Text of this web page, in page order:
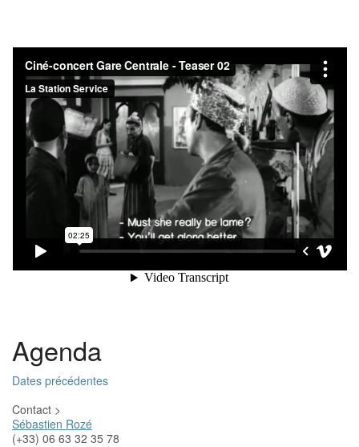
Agenda
Dates précédentes
Contact >
Sébastien Rozé
(+33) 06 63 32 35 78